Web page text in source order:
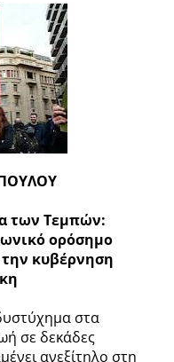
των Τεμπών:
ορόσημο
κυβέρνηση
στα
σε δεκάδες
ανεξίτηλο στη